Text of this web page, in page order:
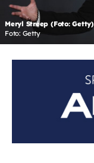
Meryl Streep (Foto: Getty)
Foto: Getty